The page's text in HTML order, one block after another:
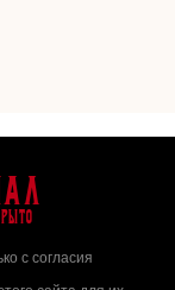
с согласия